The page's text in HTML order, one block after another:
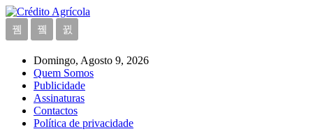
Domingo, Agosto 9, 2026
Quem Somos
Publicidade
Assinaturas
Contactos
Política de privacidade